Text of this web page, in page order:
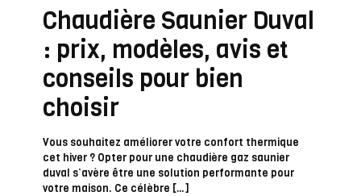
Chaudière Saunier Duval
: prix, modèles, avis et
conseils pour bien
choisir
Vous souhaitez améliorer votre confort thermique
cet hiver ? Opter pour une chaudière gaz saunier
duval s’avère être une solution performante pour
votre maison. Ce célèbre […]